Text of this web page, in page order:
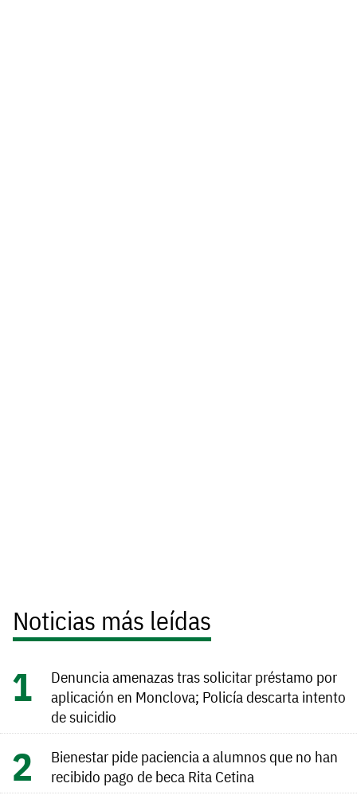
Noticias más leídas
Denuncia amenazas tras solicitar préstamo por
aplicación en Monclova; Policía descarta intento
de suicidio
Bienestar pide paciencia a alumnos que no han
recibido pago de beca Rita Cetina